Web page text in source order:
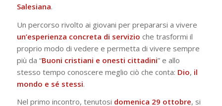
Salesiana.
Un percorso rivolto ai giovani per prepararsi a vivere
un’esperienza concreta di servizio che trasformi il
proprio modo di vedere e permetta di vivere sempre
più da “Buoni cristiani e onesti cittadini” e allo
stesso tempo conoscere meglio ciò che conta: Dio, il
mondo e sé stessi.
Nel primo incontro, tenutosi domenica 29 ottobre, si